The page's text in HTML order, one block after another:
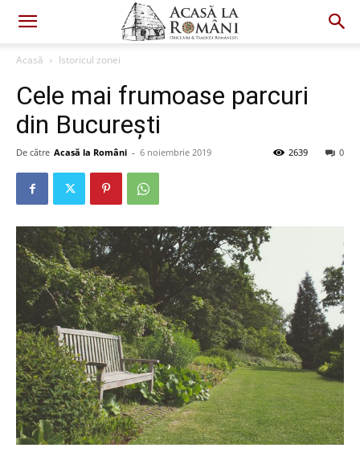
Acasă Istoricul zonei
Cele mai frumoase parcuri
din București
De către Acasă la Români - 6 noiembrie 2019 0
2639